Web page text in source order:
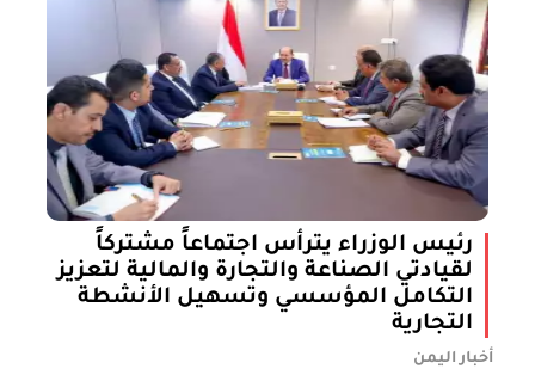
رئيس الوزراء يترأس اجتماعاً مشتركاً
لقيادتي الصناعة والتجارة والمالية لتعزيز
التكامل المؤسسي وتسهيل الأنشطة
التجارية
أخبار اليمن